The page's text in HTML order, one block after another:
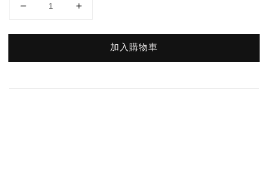
加入購物車